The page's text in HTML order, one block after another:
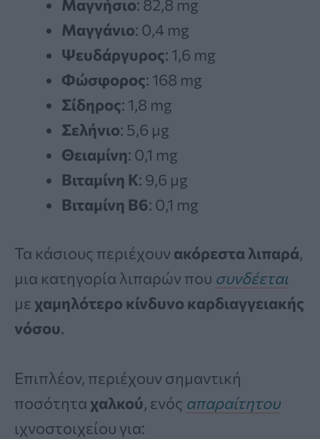
Μαγνήσιο: 82,8 mg
Μαγγάνιο: 0,4 mg
Ψευδάργυρος: 1,6 mg
Φώσφορος: 168 mg
Σίδηρος: 1,8 mg
Σελήνιο: 5,6 µg
Θειαμίνη: 0,1 mg
Βιταμίνη Κ: 9,6 µg
Βιταμίνη Β6: 0,1 mg
Τα κάσιους περιέχουν ακόρεστα λιπαρά,
μια κατηγορία λιπαρών που συνδέεται
με χαμηλότερο κίνδυνο καρδιαγγειακής
νόσου.
Επιπλέον, περιέχουν σημαντική
ποσότητα χαλκού, ενός απαραίτητου
ιχνοστοιχείου για: